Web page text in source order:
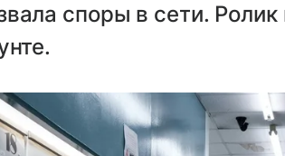
споры в сети. Ролик